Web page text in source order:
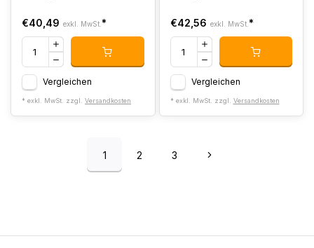
€40,49 exkl. MwSt. *
Vergleichen
* exkl. MwSt. zzgl. Versandkosten
€42,56 exkl. MwSt. *
Vergleichen
* exkl. MwSt. zzgl. Versandkosten
1 2 3